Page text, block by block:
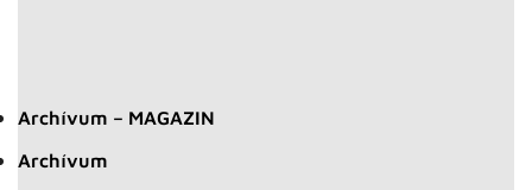
Archívum – MAGAZIN
Archívum